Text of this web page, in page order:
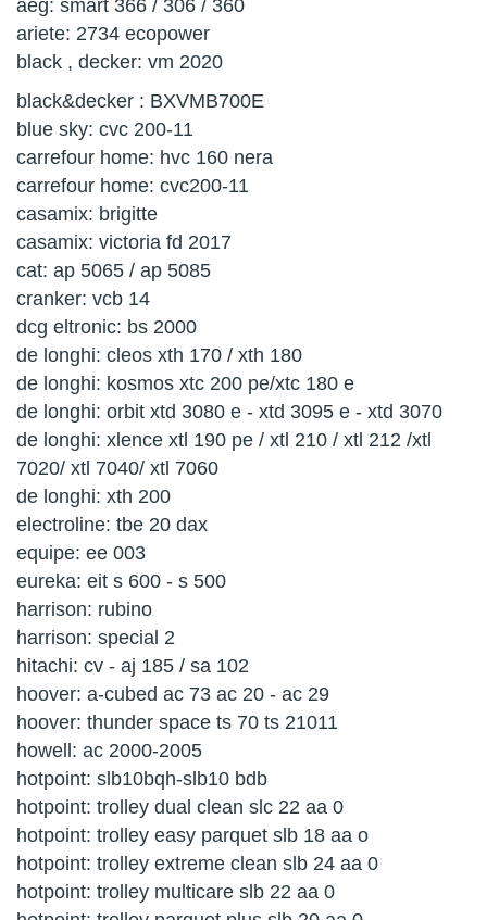
aeg: smart 366 / 306 / 360
ariete: 2734 ecopower
black , decker: vm 2020
black&decker : BXVMB700E
blue sky: cvc 200-11
carrefour home: hvc 160 nera
carrefour home: cvc200-11
casamix: brigitte
casamix: victoria fd 2017
cat: ap 5065 / ap 5085
cranker: vcb 14
dcg eltronic: bs 2000
de longhi: cleos xth 170 / xth 180
de longhi: kosmos xtc 200 pe/xtc 180 e
de longhi: orbit xtd 3080 e - xtd 3095 e - xtd 3070
de longhi: xlence xtl 190 pe / xtl 210 / xtl 212 /xtl
7020/ xtl 7040/ xtl 7060
de longhi: xth 200
electroline: tbe 20 dax
equipe: ee 003
eureka: eit s 600 - s 500
harrison: rubino
harrison: special 2
hitachi: cv - aj 185 / sa 102
hoover: a-cubed ac 73 ac 20 - ac 29
hoover: thunder space ts 70 ts 21011
howell: ac 2000-2005
hotpoint: slb10bqh-slb10 bdb
hotpoint: trolley dual clean slc 22 aa 0
hotpoint: trolley easy parquet slb 18 aa o
hotpoint: trolley extreme clean slb 24 aa 0
hotpoint: trolley multicare slb 22 aa 0